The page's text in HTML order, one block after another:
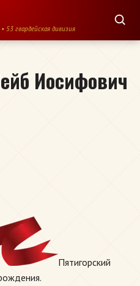
53 гвардейская дивизия
Иосифович
Пятигорский